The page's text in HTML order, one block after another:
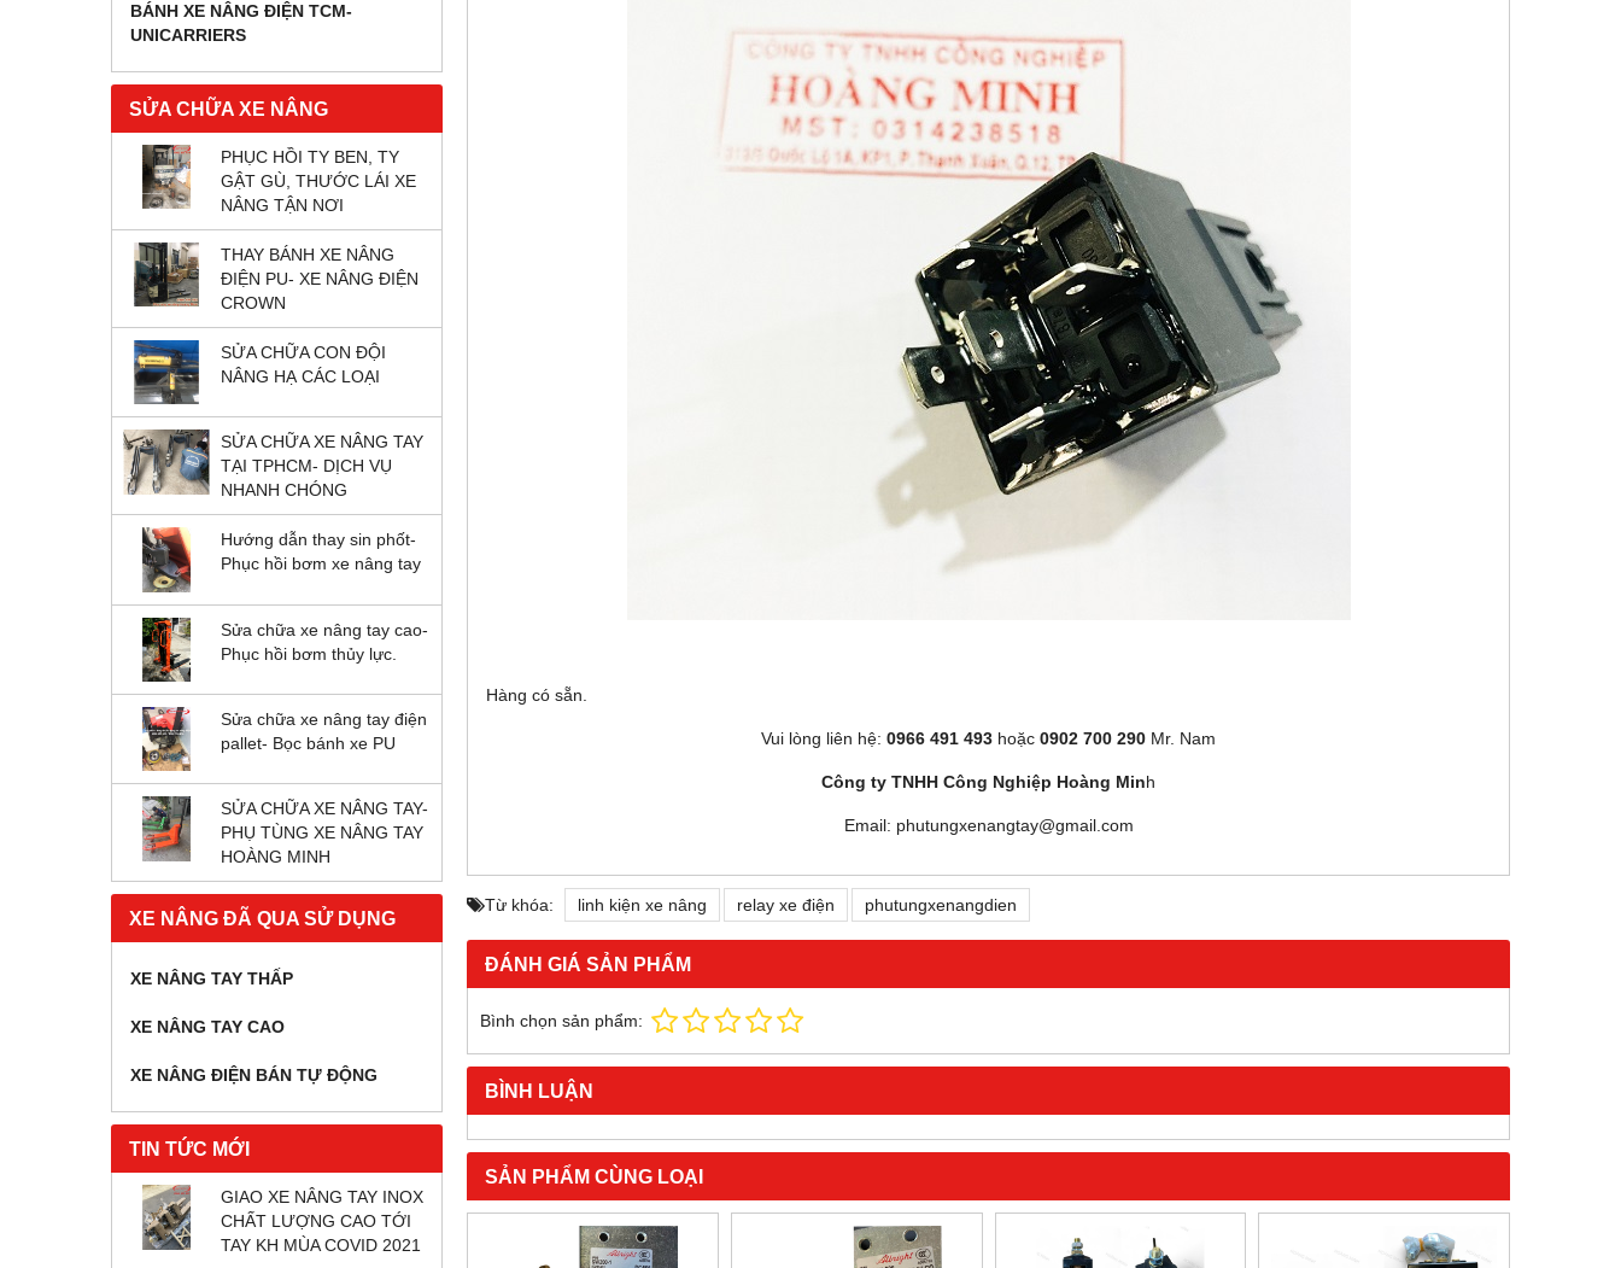
BÁNH XE NÂNG ĐIỆN TCM-
UNICARRIERS
SỬA CHỮA XE NÂNG
PHỤC HỒI TY BEN, TY
GẬT GÙ, THƯỚC LÁI XE
NÂNG TẬN NƠI
THAY BÁNH XE NÂNG
ĐIỆN PU- XE NÂNG ĐIỆN
CROWN
SỬA CHỮA CON ĐỘI
NÂNG HẠ CÁC LOẠI
SỬA CHỮA XE NÂNG TAY
TẠI TPHCM- DỊCH VỤ
NHANH CHÓNG
Hướng dẫn thay sin phốt-
Phục hồi bơm xe nâng tay
Sửa chữa xe nâng tay cao-
Phục hồi bơm thủy lực.
Sửa chữa xe nâng tay điện
pallet- Bọc bánh xe PU
SỬA CHỮA XE NÂNG TAY-
PHỤ TÙNG XE NÂNG TAY
HOÀNG MINH
XE NÂNG ĐÃ QUA SỬ DỤNG
XE NÂNG TAY THẤP
XE NÂNG TAY CAO
XE NÂNG ĐIỆN BÁN TỰ ĐỘNG
TIN TỨC MỚI
GIAO XE NÂNG TAY INOX
CHẤT LƯỢNG CAO TỚI
TAY KH MÙA COVID 2021
Hàng có sẵn.
Vui lòng liên hệ: 0966 491 493 hoặc 0902 700 290 Mr. Nam
Công ty TNHH Công Nghiệp Hoàng Minh
Email: phutungxenangtay@gmail.com
Từ khóa: linh kiện xe nâng relay xe điện phutungxenangdien
ĐÁNH GIÁ SẢN PHẨM
Bình chọn sản phẩm:
BÌNH LUẬN
SẢN PHẨM CÙNG LOẠI